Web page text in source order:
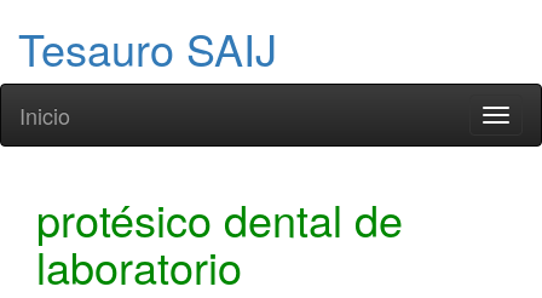
Tesauro SAIJ
Inicio
protésico dental de
laboratorio